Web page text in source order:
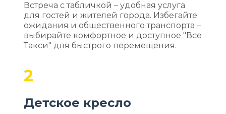
Встреча с табличкой – удобная услуга
для гостей и жителей города. Избегайте
ожидания и общественного транспорта –
выбирайте комфортное и доступное "Все
Такси" для быстрого перемещения.
2
Детское кресло